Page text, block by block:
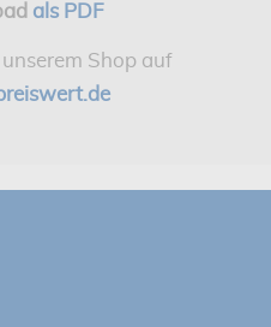
als PDF
Shop auf